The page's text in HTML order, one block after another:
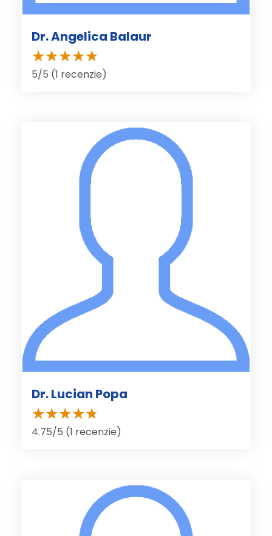
Dr. Angelica Balaur
5/5 (1 recenzie)
Dr. Lucian Popa
4.75/5 (1 recenzie)